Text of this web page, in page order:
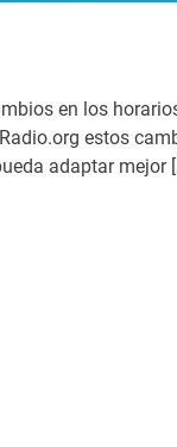
en los
estos
adaptar mejor